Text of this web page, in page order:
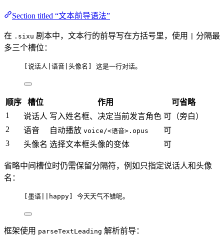
Section titled “文本前导语法”
在 .sixu 剧本中，文本行的前导写在方括号里，使用
分隔最
多三个槽位：
[说话人|语音|头像名 ] 这是一行对话。
顺序 槽位 作用
可省略
1
说话人 写入姓名框、决定当前发言角色 可（旁白）
2
语音 自动播放 voice/<语音>.opus
可
3
头像名 选择文本框头像的变体 可
省略中间槽位时仍需保留分隔符，例如只指定说话人和头像
名：
[墨语||happy] 今天天气不错呢。
框架使用 parseTextLeading 解析前导：